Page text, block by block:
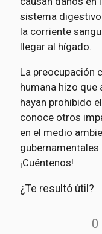
sistema digestivo
la corriente
llegar al hígado.
La preocupación
humana hizo que
hayan prohibido
conoce otros
en el medio
¡Cuéntenos!
¿Te resultó útil?
0